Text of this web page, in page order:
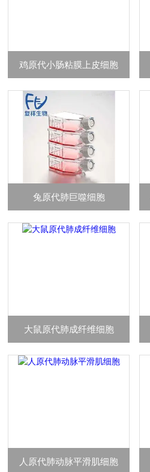
鸡原代小肠粘膜上皮细胞
兔原代肺巨噬细胞
大鼠原代肺成纤维细胞
人原代肺动脉平滑肌细胞